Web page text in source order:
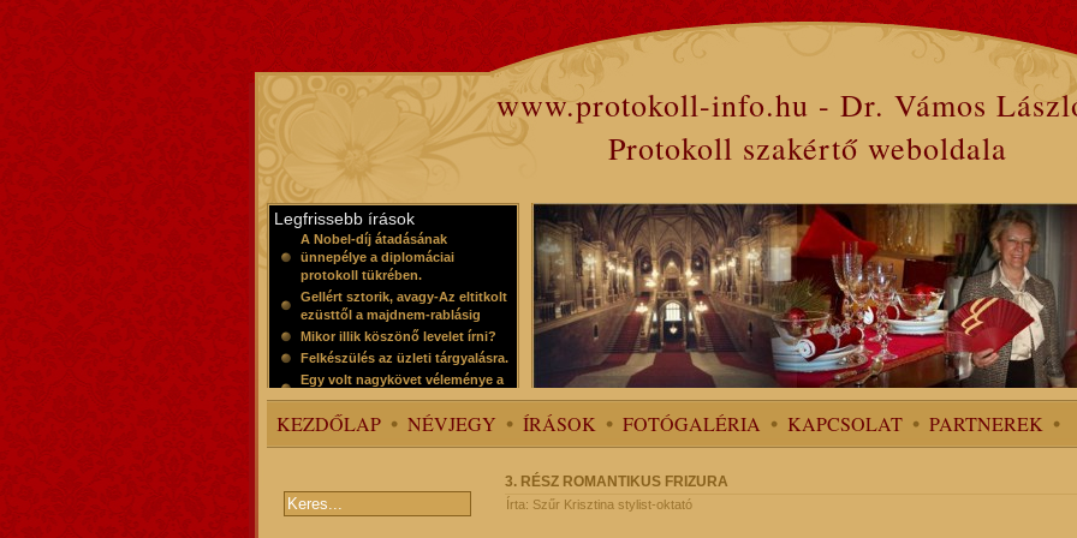
www.protokoll-info.hu - Dr. Vámos
Protokoll szakértő weboldala
Legfrissebb írások
A Nobel-díj átadásának
ünnepélye a diplomáciai
protokoll tükrében.
Gellért sztorik, avagy-Az eltitkolt
ezüsttől a majdnem-rablásig
Mikor illik köszönő levelet írni?
Felkészülés az üzleti tárgyalásra.
Egy volt nagykövet véleménye a
protokollról
KEZDŐLAP NÉVJEGY ÍRÁSOK FOTÓGALÉRIA KAPCSOLAT PARTNEREK
3. RÉSZ ROMANTIKUS FRIZURA
Írta: Szűr Krisztina stylist-oktató